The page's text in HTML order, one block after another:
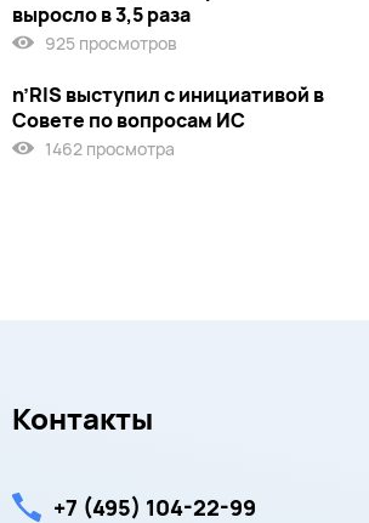
выросло в 3,5 раза
925 просмотров
n’RIS выступил c инициативой в
Совете по вопросам ИС
1462 просмотра
Контакты
+7 (495) 104-22-99